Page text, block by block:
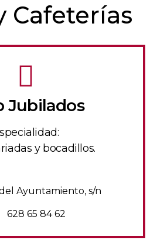
Cafeterías
Jubilados
y bocadillos.
Ayuntamiento, s/n
628 65 84 62